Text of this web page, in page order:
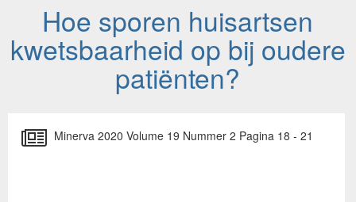
Hoe sporen huisartsen
kwetsbaarheid op bij oudere
patiënten?
Minerva 2020 Volume 19 Nummer 2 Pagina 18 - 21